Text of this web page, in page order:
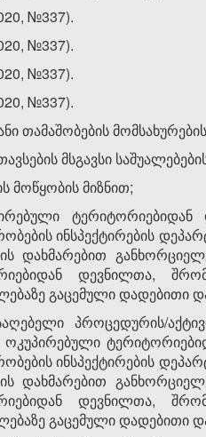
№337).
№337).
№337).
№337).
თამაშობების
მსგავსი
მოწყობის მიზნით;
ინსპექტირების
დახმარებით
დევნილთა,
გაცემული დადებითი
პროცედურის/
ინსპექტირების
დახმარებით
დევნილთა,
გაცემული დადებითი